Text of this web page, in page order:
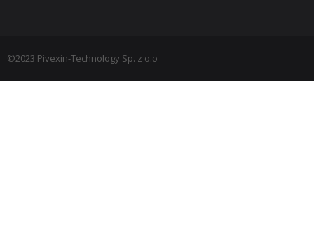
©2023 Pivexin-Technology Sp. z o.o